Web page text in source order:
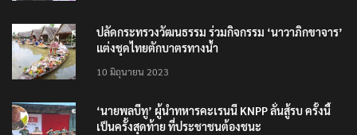
ปลัดกระทรวงวัฒนธรรม ร่วมกิจกรรม ‘นาวาภิกขาจาร’
แต่งชุดไทยตักบาตรทางน้ำ
10 มิถุนายน 2023
‘นายพลบีทู’ ผู้นำทหารคะเรนนี KNPP ลั่นสู้รบ ครั้งนี้
เป็นครั้งสุดท้าย ที่ประชาชนต้องชนะ